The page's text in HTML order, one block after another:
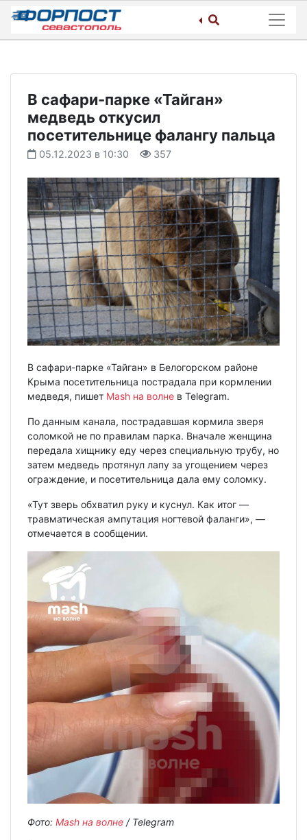
Skip
content
В сафари-парке «Тайган»
медведь откусил
посетительнице фалангу пальца
05.12.2023 в 10:30 357
В сафари-парке «Тайган» в Белогорском районе
Крыма посетительница пострадала при кормлении
медведя, пишет Mash на волне в Telegram.
По данным канала, пострадавшая кормила зверя
соломкой не по правилам парка. Вначале женщина
передала хищнику еду через специальную трубу, но
затем медведь протянул лапу за угощением через
ограждение, и посетительница дала ему соломку.
«Тут зверь обхватил руку и куснул. Как итог —
травматическая ампутация ногтевой фаланги», —
отмечается в сообщении.
Фото: Mash на волне / Telegram